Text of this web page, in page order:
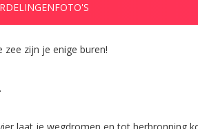
FOTO'S
zee zijn je enige buren!